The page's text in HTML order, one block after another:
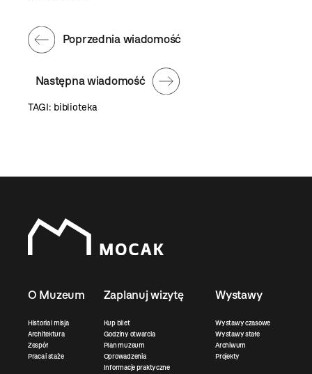
Następna wiadomość
Poprzednia wiadomość
TAGI: biblioteka
O Muzeum
Historia i misja
Architektura
Zespół
Praca i staże
Zaplanuj wizytę
Kup bilet
Godziny otwarcia
Plan muzeum
Oprowadzenia
Informacje praktyczne
Wystawy
Wystawy czasowe
Wystawy stałe
Archiwum
Projekty